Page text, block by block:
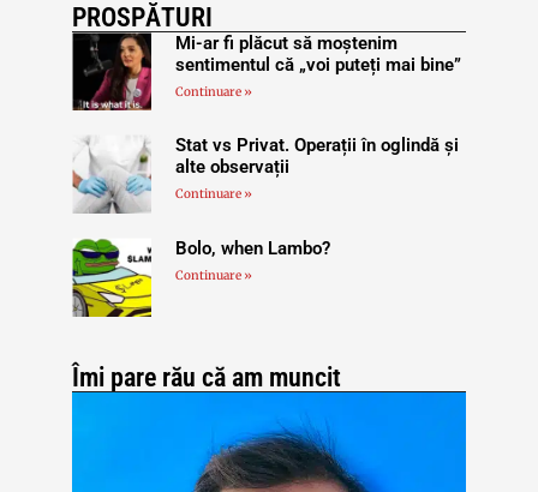
PROSPĂTURI
Mi-ar fi plăcut să moștenim
sentimentul că „voi puteți mai bine”
Continuare »
Stat vs Privat. Operații în oglindă și
alte observații
Continuare »
Bolo, when Lambo?
Continuare »
Îmi pare rău că am muncit